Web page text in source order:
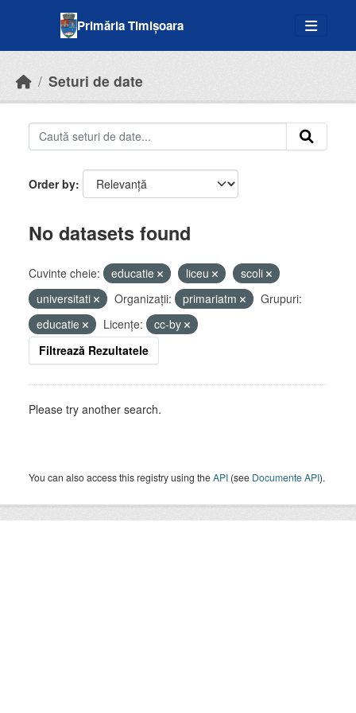
Primăria Timișoara
Seturi de date
Order by
No datasets found
Cuvinte cheie: educatie liceu
scoli
universitati
Organizații: primariatm
Grupuri:
educatie
Licenţe:
cc-by
Filtrează Rezultatele
Please try another search.
You can also access this registry using theAPI (see Documente API).